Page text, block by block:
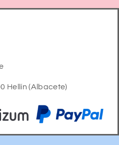
Hellín (Albacete)